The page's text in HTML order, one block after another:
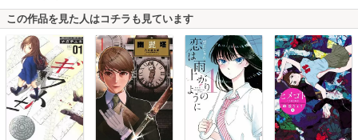
この作品を見た人はコチラも見ています